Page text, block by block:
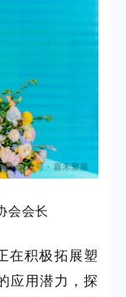
会会长
在积极拓展塑
应用潜力，探